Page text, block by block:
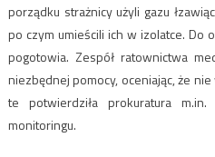
porządku strażnicy użyli gazu
po czym umieścili ich w izolatce. Do
pogotowia. Zespół ratownictwa
niezbędnej pomocy, oceniając, że
te potwierdziła prokuratura
monitoringu.